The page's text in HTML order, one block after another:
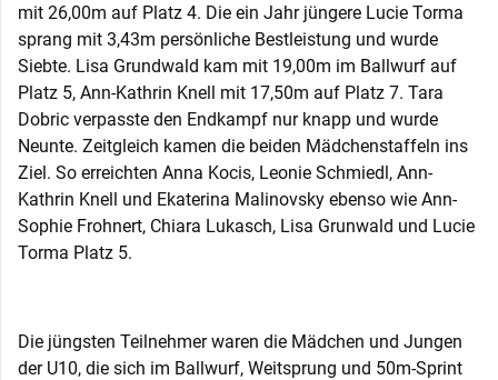
mit 26,00m auf Platz 4. Die ein Jahr jüngere Lucie Torma
sprang mit 3,43m persönliche Bestleistung und wurde
Siebte. Lisa Grundwald kam mit 19,00m im Ballwurf auf
Platz 5, Ann-Kathrin Knell mit 17,50m auf Platz 7. Tara
Dobric verpasste den Endkampf nur knapp und wurde
Neunte. Zeitgleich kamen die beiden Mädchenstaffeln ins
Ziel. So erreichten Anna Kocis, Leonie Schmiedl, Ann-
Kathrin Knell und Ekaterina Malinovsky ebenso wie Ann-
Sophie Frohnert, Chiara Lukasch, Lisa Grunwald und Lucie
Torma Platz 5.
Die jüngsten Teilnehmer waren die Mädchen und Jungen
der U10, die sich im Ballwurf, Weitsprung und 50m-Sprint